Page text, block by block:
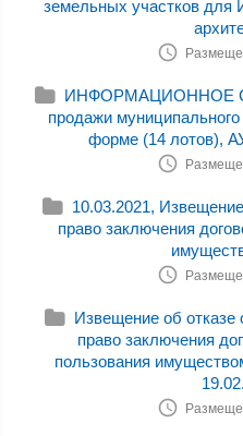
земельных участков
ИНФОРМАЦИОННОЕ
продажи
форме (14 лотов),
10.03.2021,
право заключения
Извещение об отказе
право заключения
пользования